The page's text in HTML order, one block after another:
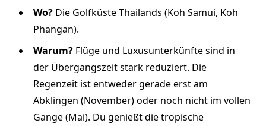
Wo? Die Golfküste Thailands (Koh Samui, Koh
Phangan).
Warum? Flüge und Luxusunterkünfte sind in
der Übergangszeit stark reduziert. Die
Regenzeit ist entweder gerade erst am
Abklingen (November) oder noch nicht im vollen
Gange (Mai). Du genießt die tropische